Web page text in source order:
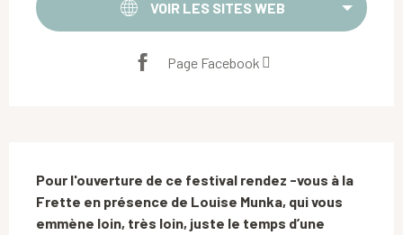
VOIR LES SITES WEB
Page Facebook
Pour l'ouverture de ce festival rendez -vous à la
Frette en présence de Louise Munka, qui vous
emmène loin, très loin, juste le temps d’une